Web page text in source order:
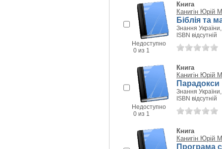
Недоступно
0 из 1
Книга
Канигін Юрій
Біблія та
Знання
ISBN відсутній
Недоступно
0 из 1
Книга
Канигін Юрій
Парадокси
Знання
ISBN відсутній
Книга
Канигін Юрій
Програма